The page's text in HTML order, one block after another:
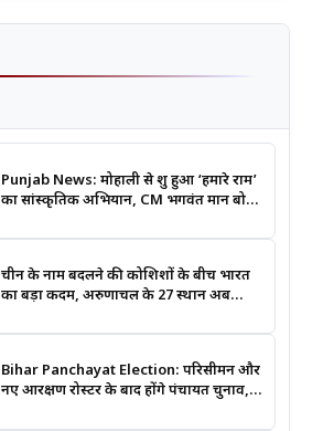
Punjab News: मोहाली से शुरू हुआ ‘हमारे राम’
का सांस्कृतिक अभियान, CM भगवंत मान बोले-
चीन के नाम बदलने की कोशिशों के बीच भारत
का बड़ा कदम, अरुणाचल के 27 स्थान अब
Bihar Panchayat Election: परिसीमन और
नए आरक्षण रोस्टर के बाद होंगे पंचायत चुनाव,